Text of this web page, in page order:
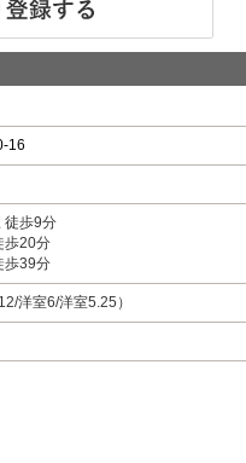
16
徒歩9分
歩20分
歩39分
洋室6/洋室5.25）